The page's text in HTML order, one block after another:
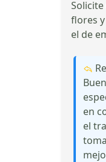
flores
el de
en
el